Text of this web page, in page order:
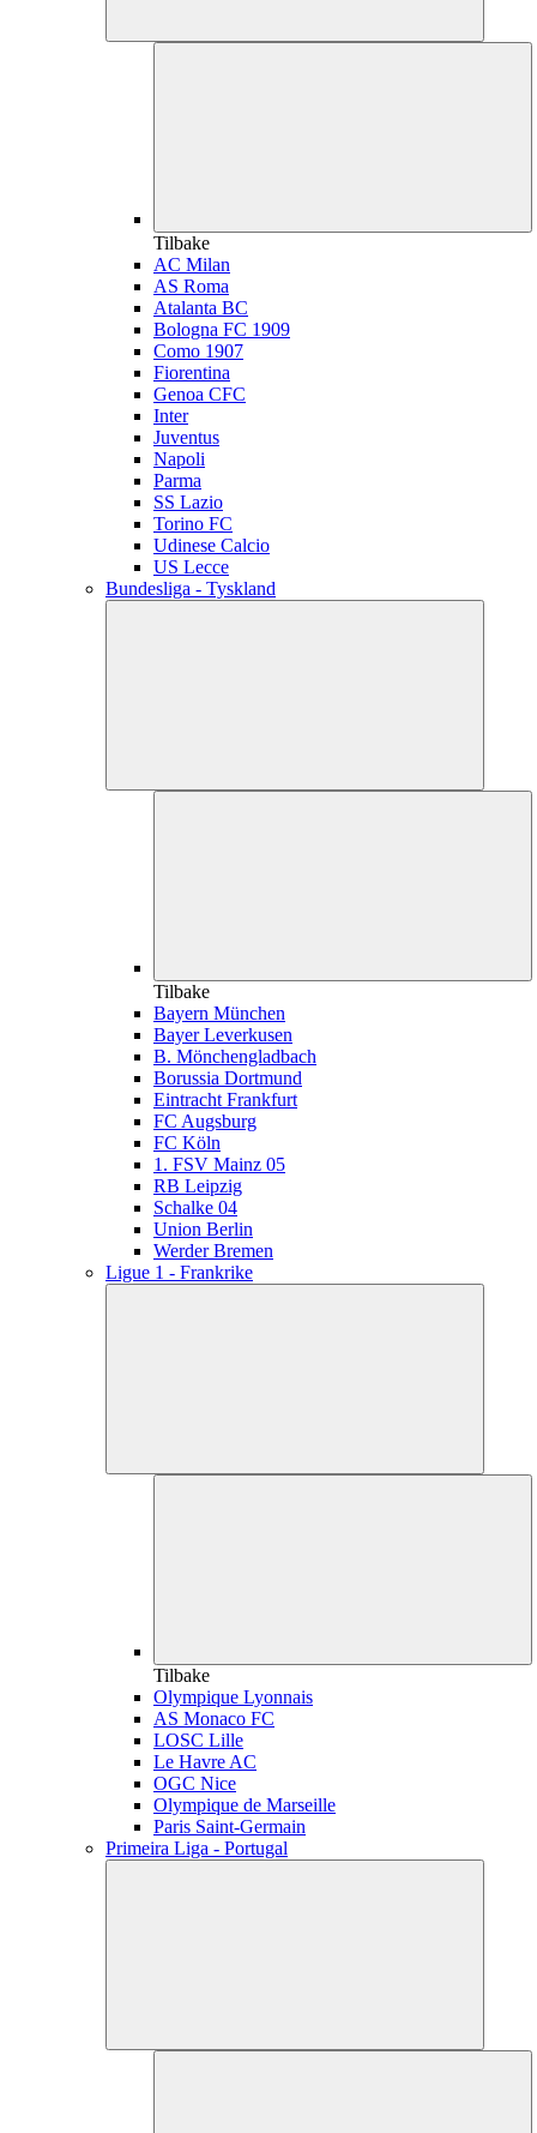
Tilbake
AC Milan
AS Roma
Atalanta BC
Bologna FC 1909
Como 1907
Fiorentina
Genoa CFC
Inter
Juventus
Napoli
Parma
SS Lazio
Torino FC
Udinese Calcio
US Lecce
Bundesliga - Tyskland
Tilbake
Bayern München
Bayer Leverkusen
B. Mönchengladbach
Borussia Dortmund
Eintracht Frankfurt
FC Augsburg
FC Köln
1. FSV Mainz 05
RB Leipzig
Schalke 04
Union Berlin
Werder Bremen
Ligue 1 - Frankrike
Tilbake
Olympique Lyonnais
AS Monaco FC
LOSC Lille
Le Havre AC
OGC Nice
Olympique de Marseille
Paris Saint-Germain
Primeira Liga - Portugal